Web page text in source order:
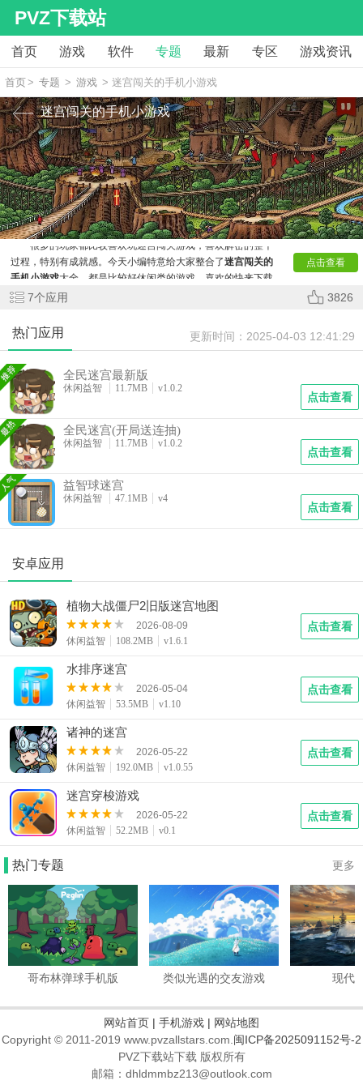
PVZ下载站
首页 游戏 软件 专题 最新 专区 游戏资讯
首页> 专题 > 游戏 > 迷宫闯关的手机小游戏
迷宫闯关的手机小游戏
点击查看
过程，特别有成就感。今天小编特意给大家整合了迷宫闯关的
手机小游戏大全。都是比较好休闲类的游戏。喜欢的快来下载
吧。7个应用 3826
热门应用 更新时间： 2025-04-03 12:41:29
全民迷宫最新版
休闲益智 11.7MB v1.0.2
点击查看
全民迷宫(开局送连抽)
休闲益智 11.7MB v1.0.2
点击查看
益智球迷宫
休闲益智 47.1MB v4
点击查看
安卓应用
植物大战僵尸2旧版迷宫地图
2026-08-09
休闲益智
108.2MB v1.6.1
点击查看
水排序迷宫
2026-05-04
休闲益智
53.5MB v1.10
点击查看
诸神的迷宫
2026-05-22
休闲益智
192.0MB v1.0.55
点击查看
迷宫穿梭游戏
2026-05-22
休闲益智
52.2MB v0.1
点击查看
热门专题 更多
哥布林弹球手机版 类似光遇的交友游戏 现代
网站首页 | 手机游戏 | 网站地图
Copyright © 2011-2019 www.pvzallstars.com. 闽ICP备2025091152号-2
PVZ下载站下载 版权所有
邮箱：dhldmmbz213@outlook.com